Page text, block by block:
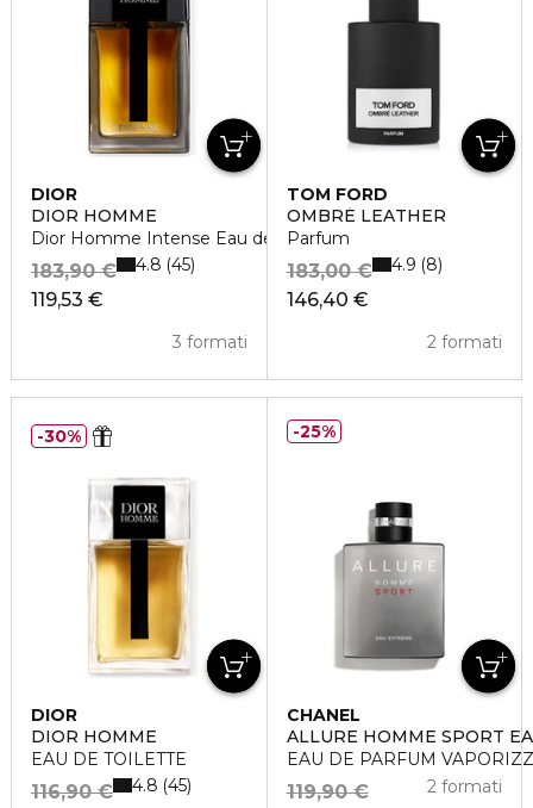
DIOR
DIOR HOMME
Dior Homme Intense Eau de Parfum
119,53 €
183,90 €
3 formati
4.8 45
TOM FORD
OMBRÉ LEATHER
Parfum
146,40 €
183,00 €
2 formati
4.9 8
DIOR
DIOR HOMME
EAU DE TOILETTE
116,90 € 4.8 45
30%
CHANEL
ALLURE HOMME SPORT
EAU DE PARFUM
119,90 € 2 formati
25%